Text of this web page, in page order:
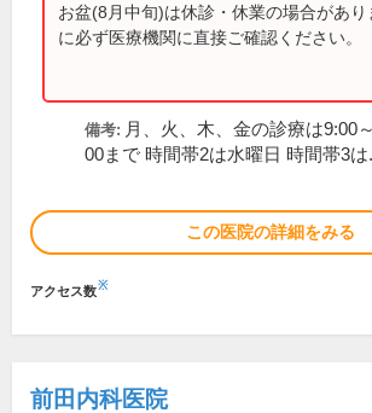
お盆(8月中旬)は休診・休業の場合があ
に必ず医療機関に直接ご確認ください。
備考: 月、火、木、金の診療は9:00
00まで 時間帯2は水曜日 時間帯3は
この医院の詳細をみる
アクセス数※
前田内科医院